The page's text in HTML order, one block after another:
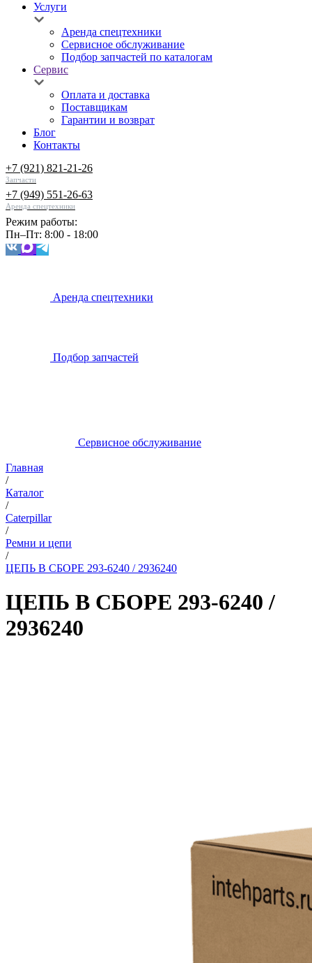
Услуги
Аренда спецтехники
Сервисное обслуживание
Подбор запчастей по каталогам
Сервис
Оплата и доставка
Поставщикам
Гарантии и возврат
Блог
Контакты
+7 (921) 821-21-26
Запчасти
+7 (949) 551-26-63
Аренда спецтехники
Режим работы:
Пн–Пт: 8:00 - 18:00
Аренда спецтехники
Подбор запчастей
Сервисное обслуживание
Главная
/
Каталог
/
Caterpillar
/
Ремни и цепи
/
ЦЕПЬ В СБОРЕ 293-6240 / 2936240
ЦЕПЬ В СБОРЕ 293-6240 /
2936240